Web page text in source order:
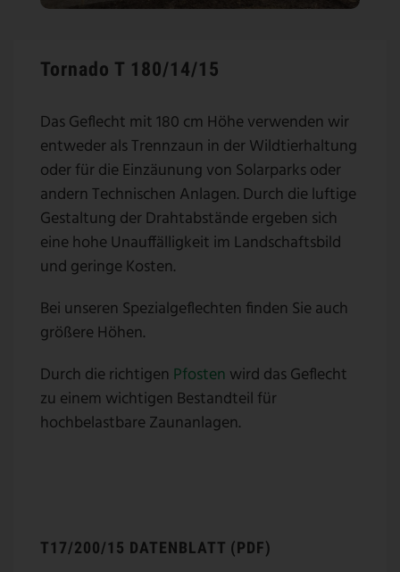
Tornado T 180/14/15
Das Geflecht mit 180 cm Höhe verwenden wir
entweder als Trennzaun in der Wildtierhaltung
oder für die Einzäunung von Solarparks oder
andern Technischen Anlagen. Durch die luftige
Gestaltung der Drahtabstände ergeben sich
eine hohe Unauffälligkeit im Landschaftsbild
und geringe Kosten.
Bei unseren Spezialgeflechten finden Sie auch
größere Höhen.
Durch die richtigen Pfosten wird das Geflecht
zu einem wichtigen Bestandteil für
hochbelastbare Zaunanlagen.
T17/200/15 DATENBLATT (PDF)